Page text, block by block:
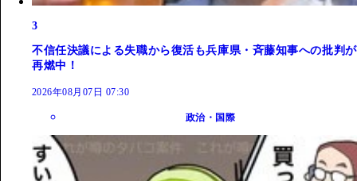
3
不信任決議による失職から復活も兵庫県・斉藤知事への批判が
再燃中！
2026年08月07日 07:30
政治・国際